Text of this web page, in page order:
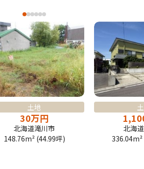
土地
30万円
北海道滝川市
148.76m² (44.99坪)
北海